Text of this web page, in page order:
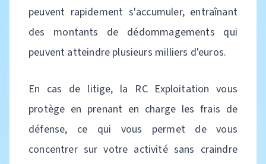
peuvent rapidement s'accumuler, entraînant
des montants de dédommagements qui
peuvent atteindre plusieurs milliers d'euros.
En cas de litige, la RC Exploitation vous
protège en prenant en charge les frais de
défense, ce qui vous permet de vous
concentrer sur votre activité sans craindre